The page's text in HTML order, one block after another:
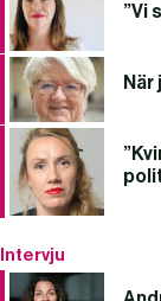
”Vi
Intervju